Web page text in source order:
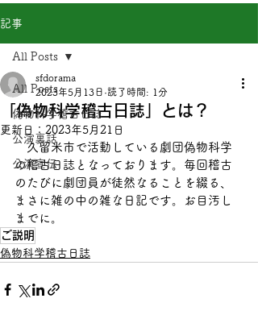
記事
All Posts
偽物科学稽古日誌
公演裏話
公演宣伝
All Posts
「偽物科学稽古日誌」とは？
sfdorama
2023年5月13日 読了時間: 1分
更新日： 2023年5月21日
久留米市で活動している劇団偽物科学
の稽古日誌となっております。毎回稽古
のたびに劇団員が徒然なることを綴る、
まさに雑の中の雑な日記です。お目汚し
までに。
ご説明
偽物科学稽古日誌